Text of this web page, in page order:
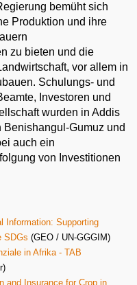
bemüht sich
Produktion und ihre
zu bieten und die
vor allem in
Schulungs- und
Investoren und
wurden in Addis
Gumuz und
auch ein
von Investitionen
Information: Supporting
SDGs (GEO / UN-GGGIM)
in Afrika - TAB
and Insurance for Crop in